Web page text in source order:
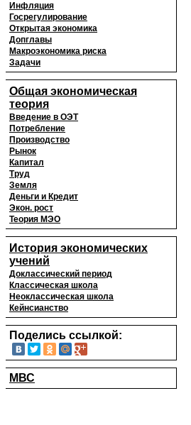
Инфляция
Госрегулирование
Открытая экономика
Допглавы
Макроэкономика риска
Задачи
Общая экономическая
теория
Введение в ОЭТ
Потребление
Производство
Рынок
Капитал
Труд
Земля
Деньги и Кредит
Экон. рост
Теория МЭО
История экономических
учений
Доклассический период
Классическая школа
Неоклассическая школа
Кейнсианство
Поделись ссылкой:
МВС